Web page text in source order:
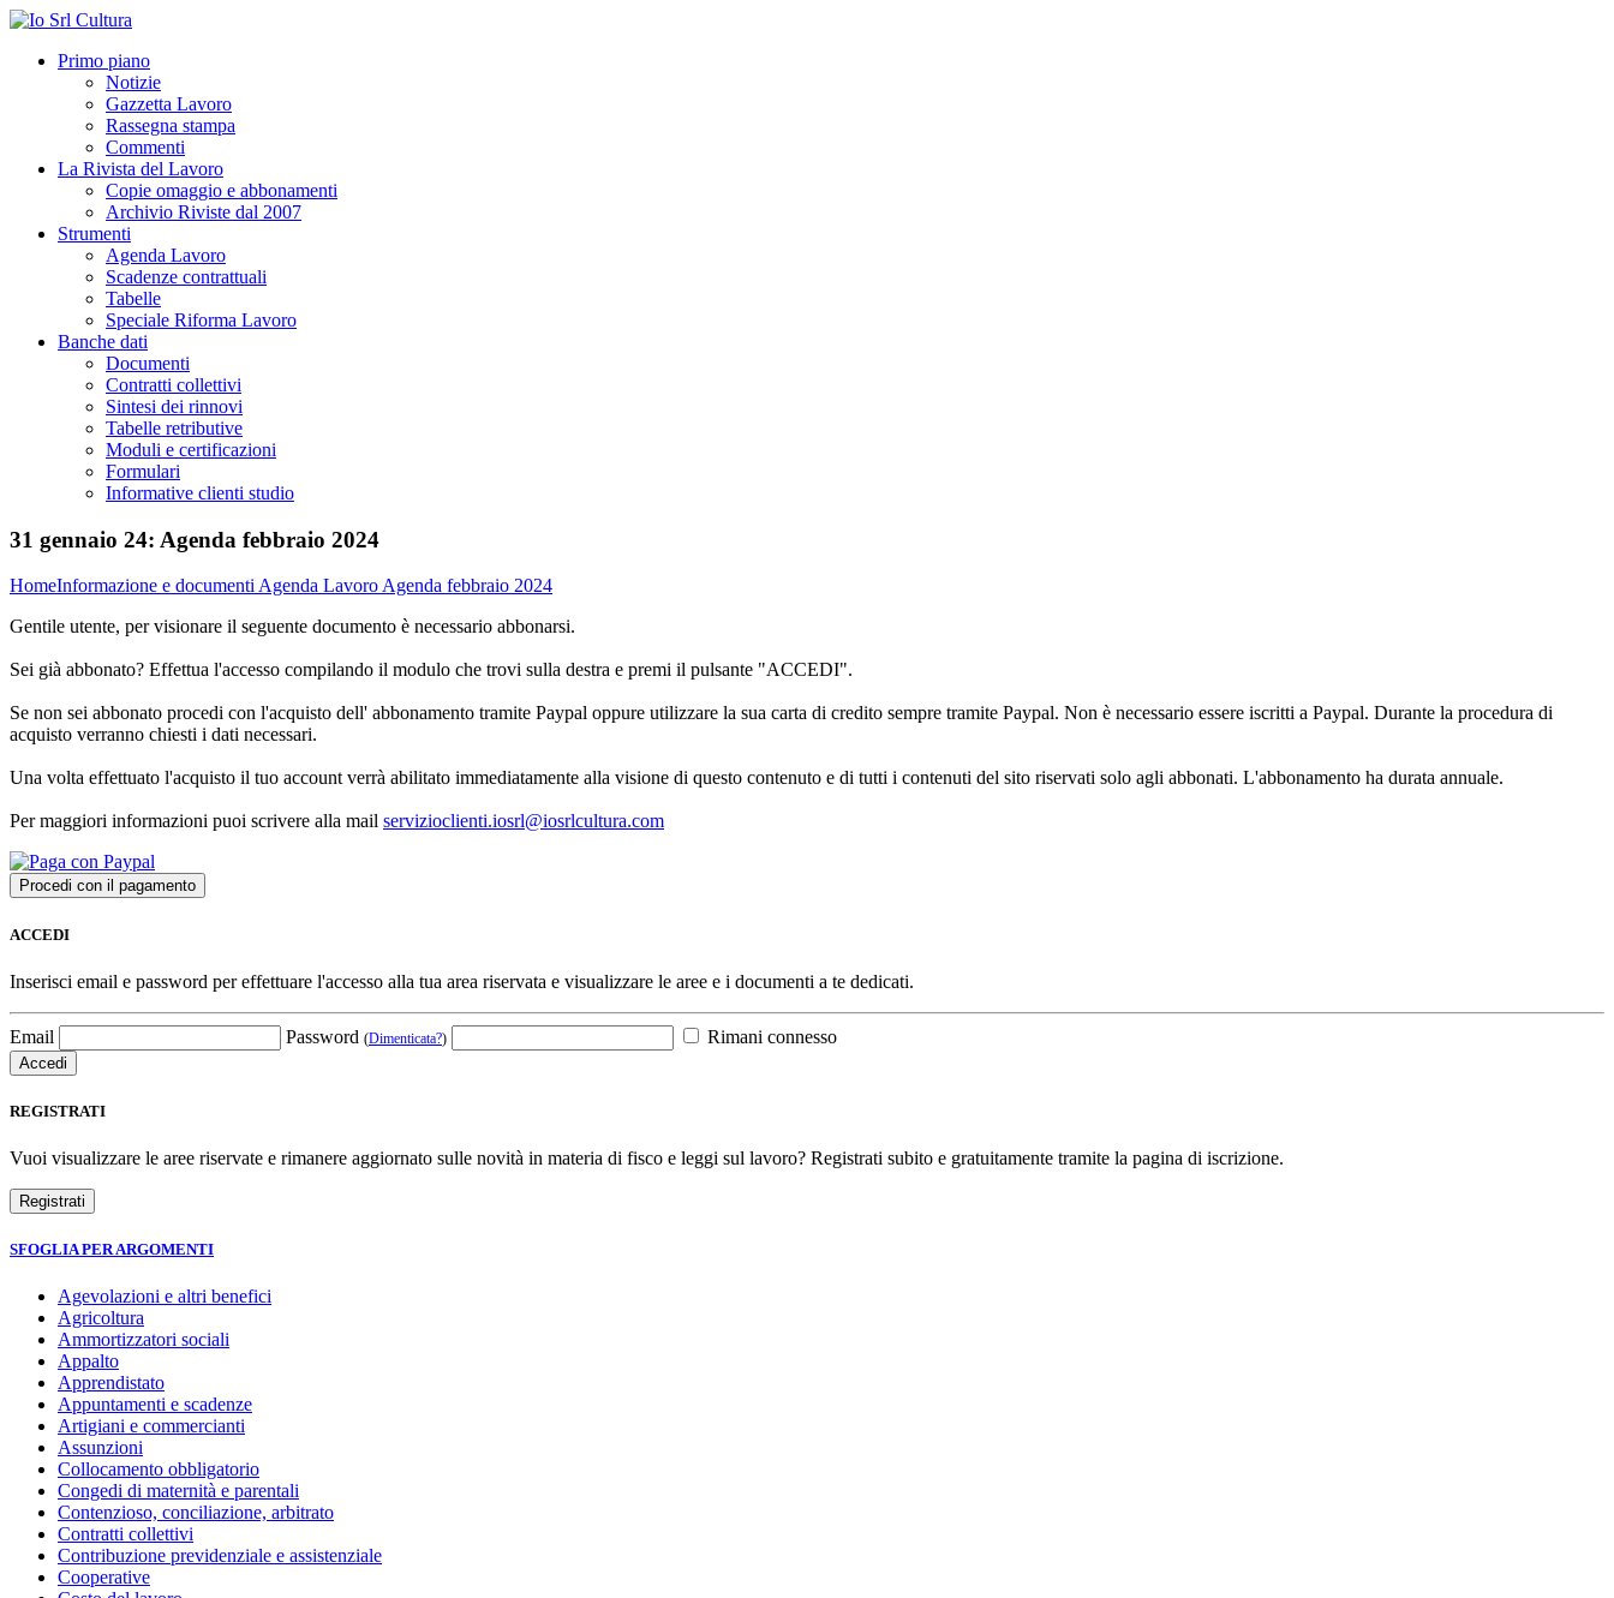
Primo piano
Notizie
Gazzetta Lavoro
Rassegna stampa
Commenti
La Rivista del Lavoro
Copie omaggio e abbonamenti
Archivio Riviste dal 2007
Strumenti
Agenda Lavoro
Scadenze contrattuali
Tabelle
Speciale Riforma Lavoro
Banche dati
Documenti
Contratti collettivi
Sintesi dei rinnovi
Tabelle retributive
Moduli e certificazioni
Formulari
Informative clienti studio
31 gennaio 24: Agenda febbraio 2024
HomeInformazione e documentiAgenda LavoroAgenda febbraio 2024
Gentile utente, per visionare il seguente documento è necessario abbonarsi.
Sei già abbonato? Effettua l'accesso compilando il modulo che trovi sulla destra e premi il pulsante "ACCEDI".
Se non sei abbonato procedi con l'acquisto dell' abbonamento tramite Paypal oppure utilizzare la sua carta di credito sempre tramite Paypal. Non è necessario essere iscritti a Paypal. Durante la procedura di
acquisto verranno chiesti i dati necessari.
Una volta effettuato l'acquisto il tuo account verrà abilitato immediatamente alla visione di questo contenuto e di tutti i contenuti del sito riservati solo agli abbonati. L'abbonamento ha durata annuale.
Per maggiori informazioni puoi scrivere alla mail servizioclienti.iosrl@iosrlcultura.com
ACCEDI
Inserisci email e password per effettuare l'accesso alla tua area riservata e visualizzare le aree e i documenti a te dedicati.
Email Password (Dimenticata?) Rimani connesso
REGISTRATI
Vuoi visualizzare le aree riservate e rimanere aggiornato sulle novità in materia di fisco e leggi sul lavoro? Registrati subito e gratuitamente tramite la pagina di iscrizione.
SFOGLIA PER ARGOMENTI
Agevolazioni e altri benefici
Agricoltura
Ammortizzatori sociali
Appalto
Apprendistato
Appuntamenti e scadenze
Artigiani e commercianti
Assunzioni
Collocamento obbligatorio
Congedi di maternità e parentali
Contenzioso, conciliazione, arbitrato
Contratti collettivi
Contribuzione previdenziale e assistenziale
Cooperative